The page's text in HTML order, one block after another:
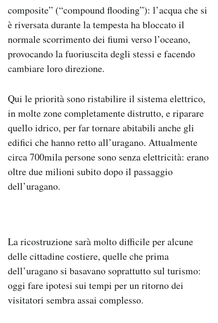
composite” (“compound flooding”): l’acqua che si
è riversata durante la tempesta ha bloccato il
normale scorrimento dei fiumi verso l’oceano,
provocando la fuoriuscita degli stessi e facendo
cambiare loro direzione.
Qui le priorità sono ristabilire il sistema elettrico,
in molte zone completamente distrutto, e riparare
quello idrico, per far tornare abitabili anche gli
edifici che hanno retto all’uragano. Attualmente
circa 700mila persone sono senza elettricità: erano
oltre due milioni subito dopo il passaggio
dell’uragano.
La ricostruzione sarà molto difficile per alcune
delle cittadine costiere, quelle che prima
dell’uragano si basavano soprattutto sul turismo:
oggi fare ipotesi sui tempi per un ritorno dei
visitatori sembra assai complesso.